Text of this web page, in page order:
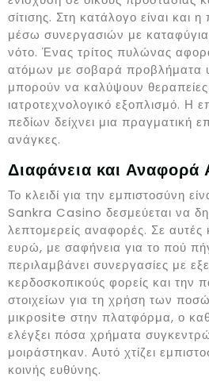
σίτισης. Στη κατάλογο είναι και
μέσω συνεργασιών με
νότο. Ένας τρίτος πυλώνας
ατόμων με σοβαρά προβλήματα
μπορούν να καλύψουν
ιατροτεχνολογικό εξοπλισμό. Η
πεδίων δείχνει μια πραγματική
ανάγκες.
Διαφάνεια και
Το κλειδί για την εμπιστοσύνη
Sankra Casino δεσμεύεται να
λεπτομερείς αναφορές. Σε αυτές
ευρώ, με σαφήνεια για το πού
περιλαμβάνει συνεργασίες με
κερδοσκοπικούς φορείς και την
στοιχείων για τη χρήση των
μικροsite στην πλατφόρμα, ο
ελέγξει πόσα χρήματα
μοιράστηκαν. Αυτό χτίζει
κοινής ευθύνης.